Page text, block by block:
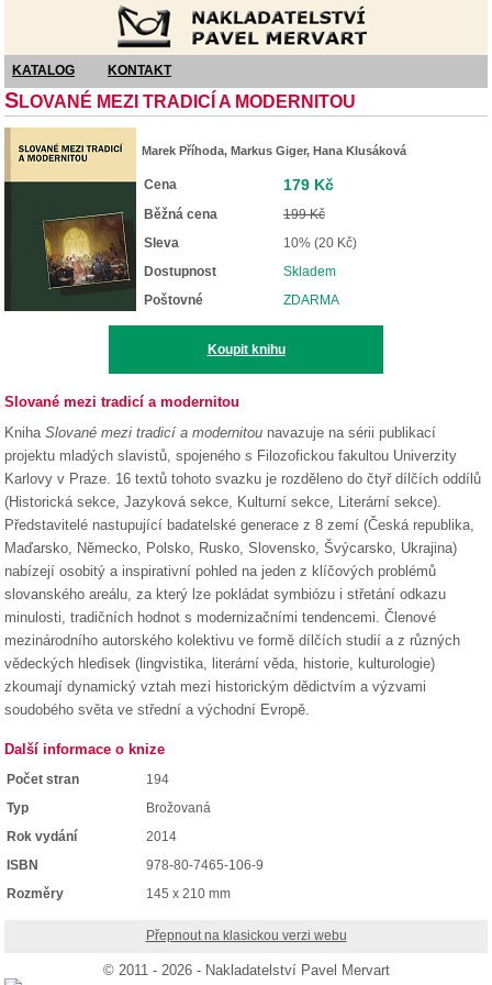
KATALOG KONTAKT
SLOVANÉ MEZI TRADICÍ A MODERNITOU
Marek Příhoda, Markus Giger, Hana Klusáková
Cena 179 Kč
Běžná cena
199 Kč
Sleva
10% (20 Kč)
Dostupnost
Skladem
Poštovné
ZDARMA
Koupit knihu
Slované mezi tradicí a modernitou
Kniha Slované mezi tradicí a modernitou navazuje na sérii publikací
projektu mladých slavistů, spojeného s Filozofickou fakultou Univerzity
Karlovy v Praze. 16 textů tohoto svazku je rozděleno do čtyř dílčích oddílů
(Historická sekce, Jazyková sekce, Kulturní sekce, Literární sekce).
Představitelé nastupující badatelské generace z 8 zemí (Česká republika,
Maďarsko, Německo, Polsko, Rusko, Slovensko, Švýcarsko, Ukrajina)
nabízejí osobitý a inspirativní pohled na jeden z klíčových problémů
slovanského areálu, za který lze pokládat symbiózu i střetání odkazu
minulosti, tradičních hodnot s modernizačními tendencemi. Členové
mezinárodního autorského kolektivu ve formě dílčích studií a z různých
vědeckých hledisek (lingvistika, literární věda, historie, kulturologie)
zkoumají dynamický vztah mezi historickým dědictvím a výzvami
soudobého světa ve střední a východní Evropě.
Další informace o knize
Počet stran
194
Typ
Brožovaná
Rok vydání
2014
ISBN
978-80-7465-106-9
Rozměry
145 x 210 mm
Přepnout na klasickou verzi webu
© 2011 - 2026 - Nakladatelství Pavel Mervart